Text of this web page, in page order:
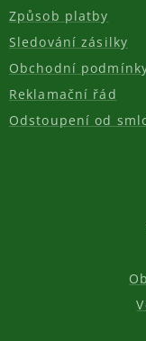
Způsob platby
Sledování zásilky
Obchodní
Reklamační řád
Odstoupení od